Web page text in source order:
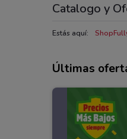
Catalogo y
Estás aquí:
Últimas